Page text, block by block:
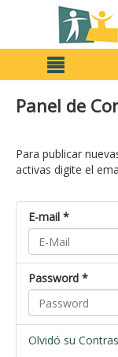
Panel de
Para publicar
activas digite el
E-mail *
Password *
Olvidó su